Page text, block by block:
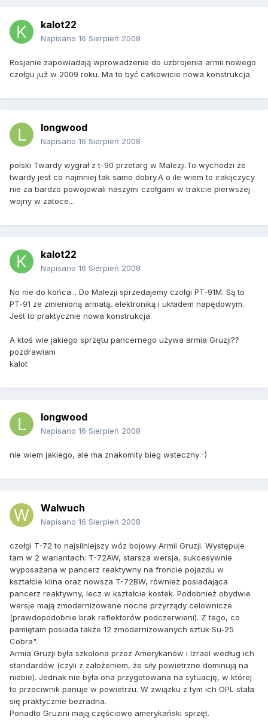
kalot22
Napisano 16 Sierpień 2008
Rosjanie zapowiadają wprowadzenie do uzbrojenia armii nowego
czołgu już w 2009 roku. Ma to być całkowicie nowa konstrukcja.
longwood
Napisano 16 Sierpień 2008
polski Twardy wygrał z t-90 przetarg w Malezji.To wychodzi że
twardy jest co najmniej tak samo dobry.A o ile wiem to irakijczycy
nie za bardzo powojowali naszymi czołgami w trakcie pierwszej
wojny w zatoce...
kalot22
Napisano 16 Sierpień 2008
No nie do końca... Do Malezji sprzedajemy czołgi PT-91M. Są to
PT-91 ze zmienioną armatą, elektroniką i układem napędowym.
Jest to praktycznie nowa konstrukcja.
A ktoś wie jakiego sprzętu pancernego używa armia Gruzji??
pozdrawiam
kalot
longwood
Napisano 16 Sierpień 2008
nie wiem jakiego, ale ma znakomity bieg wsteczny:-)
Walwuch
Napisano 16 Sierpień 2008
czołgi T-72 to najsilniejszy wóz bojowy Armii Gruzji. Występuje
tam w 2 wariantach: T-72AW, starsza wersja, sukcesywnie
wyposażana w pancerz reaktywny na froncie pojazdu w
kształcie klina oraz nowsza T-72BW, również posiadająca
pancerz reaktywny, lecz w kształcie kostek. Podobnież obydwie
wersje mają zmodernizowane nocne przyrządy celownicze
(prawdopodobnie brak reflektorów podczerwieni). Z tego, co
pamiętam posiada także 12 zmodernizowanych sztuk Su-25
Cobra".
Armia Gruzji była szkolona przez Amerykanów i Izrael według ich
standardów (czyli z założeniem, że siły powietrzne dominują na
niebie). Jednak nie była ona przygotowana na sytuację, w której
to przeciwnik panuje w powietrzu. W związku z tym ich OPL stała
się praktycznie bezradna.
Ponadto Gruzini mają częściowo amerykański sprzęt.